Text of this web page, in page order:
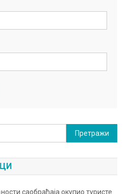
Претрага
за:
саобраћаја окупио туристе